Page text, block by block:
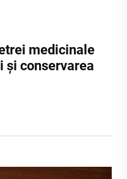
medicinale
și conservarea